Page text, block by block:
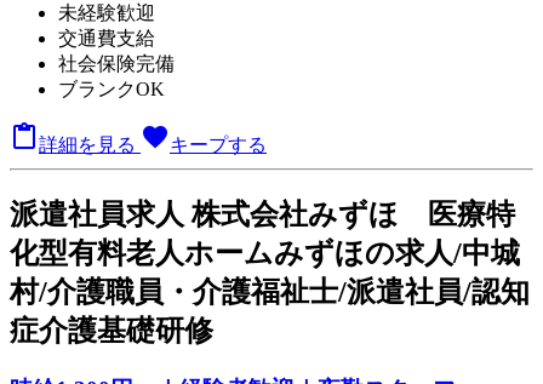
未経験歓迎
交通費支給
社会保険完備
ブランクOK
 詳細を見る favoriteキープする
派遣社員求人 株式会社みずほ 医療特
化型有料老人ホームみずほの求人/中城
村/介護職員・介護福祉士/派遣社員/認知
症介護基礎研修